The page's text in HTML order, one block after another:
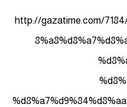
http://gazatime.com/